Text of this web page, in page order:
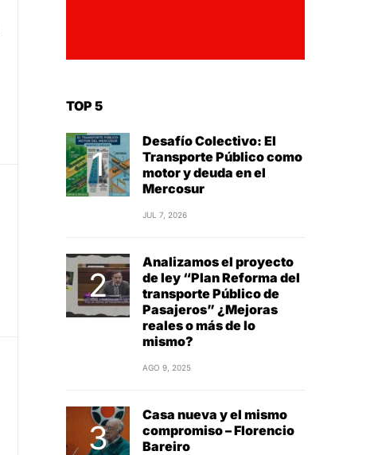
TOP 5
Desafío Colectivo: El
Transporte Público como
motor y deuda en el
Mercosur
JUL 7, 2026
Analizamos el proyecto
de ley “Plan Reforma del
transporte Público de
Pasajeros” ¿Mejoras
reales o más de lo
mismo?
AGO 9, 2025
Casa nueva y el mismo
compromiso – Florencio
Bareiro